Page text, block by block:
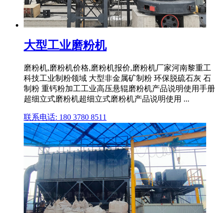
大型工业磨粉机
磨粉机,磨粉机价格,磨粉机报价,磨粉机厂家河南黎重工
科技工业制粉领域 大型非金属矿制粉 环保脱硫石灰 石
制粉 重钙粉加工工业高压悬辊磨粉机产品说明使用手册
超细立式磨粉机超细立式磨粉机产品说明使用 ...
联系电话: 180 3780 8511